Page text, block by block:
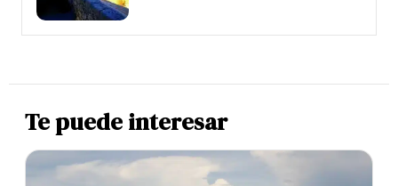
Te puede interesar